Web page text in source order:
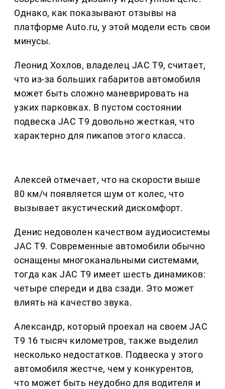
Однако, как показывают отзывы на
платформе Auto.ru, у этой модели есть свои
минусы.
Леонид Хохлов, владелец JAC T9, считает,
что из-за больших габаритов автомобиля
может быть сложно маневрировать на
узких парковках. В пустом состоянии
подвеска JAC T9 довольно жесткая, что
характерно для пикапов этого класса.
Алексей отмечает, что на скорости выше
80 км/ч появляется шум от колес, что
вызывает акустический дискомфорт.
Денис недоволен качеством аудиосистемы
JAC T9. Современные автомобили обычно
оснащены многоканальными системами,
тогда как JAC T9 имеет шесть динамиков:
четыре спереди и два сзади. Это может
влиять на качество звука.
Александр, который проехал на своем JAC
T9 16 тысяч километров, также выделил
несколько недостатков. Подвеска у этого
автомобиля жестче, чем у конкурентов,
что может быть неудобно для водителя и